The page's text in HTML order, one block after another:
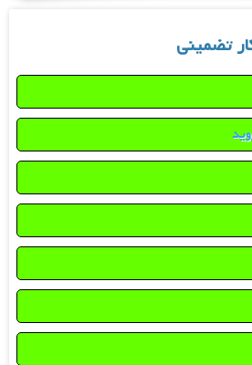
تضمینی